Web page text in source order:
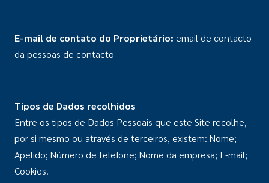
E-mail de contato do Proprietário: email de contacto
da pessoas de contacto
Tipos de Dados recolhidos
Entre os tipos de Dados Pessoais que este Site recolhe,
por si mesmo ou através de terceiros, existem: Nome;
Apelido; Número de telefone; Nome da empresa; E-mail;
Cookies.